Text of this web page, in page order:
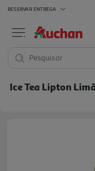
RESERVAR ENTREGA
Pesquisar
Ice Tea Lipton